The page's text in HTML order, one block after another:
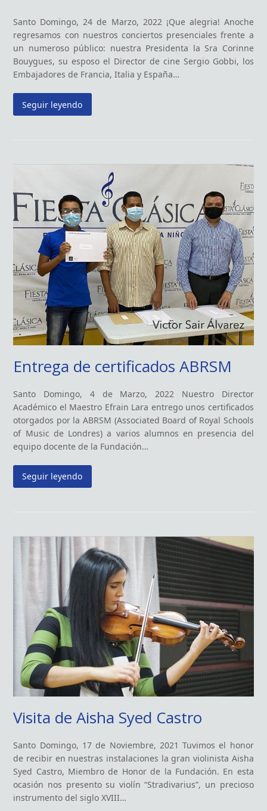
Santo Domingo, 24 de Marzo, 2022 ¡Que alegria! Anoche
regresamos con nuestros conciertos presenciales frente a
un numeroso público: nuestra Presidenta la Sra Corinne
Bouygues, su esposo el Director de cine Sergio Gobbi, los
Embajadores de Francia, Italia y España…
Seguir leyendo
Entrega de certificados ABRSM
Santo Domingo, 4 de Marzo, 2022 Nuestro Director
Académico el Maestro Efrain Lara entrego unos certificados
otorgados por la ABRSM (Associated Board of Royal Schools
of Music de Londres) a varios alumnos en presencia del
equipo docente de la Fundación…
Seguir leyendo
Visita de Aisha Syed Castro
Santo Domingo, 17 de Noviembre, 2021 Tuvimos el honor
de recibir en nuestras instalaciones la gran violinista Aisha
Syed Castro, Miembro de Honor de la Fundación. En esta
ocasión nos presento su violín “Stradivarius”, un precioso
instrumento del siglo XVIII…